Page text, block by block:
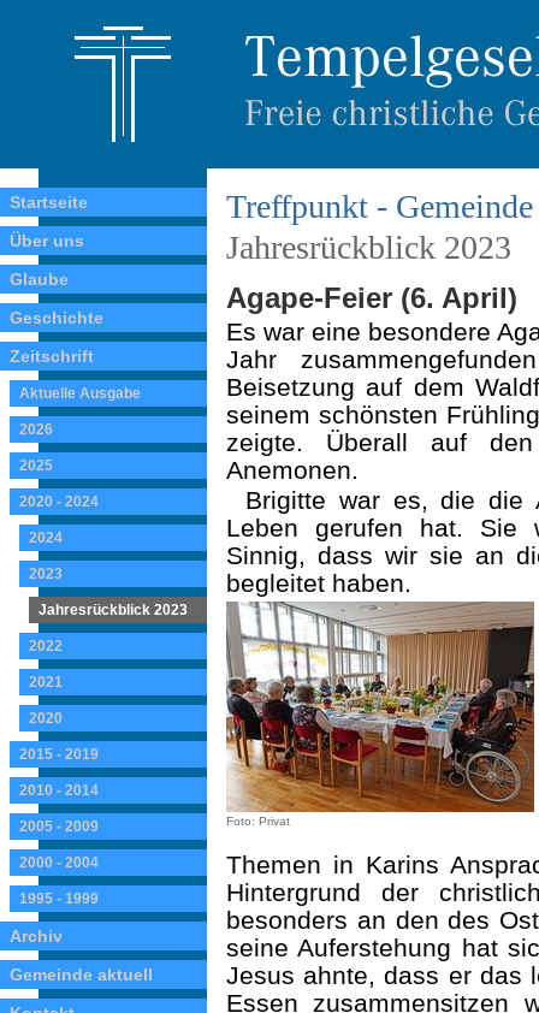
Startseite
Über uns
Glaube
Geschichte
Zeitschrift
Aktuelle Ausgabe
2026
2025
2020 - 2024
2024
2023
Jahresrückblick 2023
2022
2021
2020
2015 - 2019
2010 - 2014
2005 - 2009
2000 - 2004
1995 - 1999
Archiv
Gemeinde aktuell
Treffpunkt -
Jahresrückblick 2023
Agape-Feier (6. April)
Es war eine besondere
Jahr
Beisetzung auf dem
seinem schönsten
zeigte. Überall auf
Anemonen.
Brigitte war es, die die
Leben gerufen hat. Sie
Sinnig, dass wir sie an
begleitet ha­ben.
Foto: Privat
Themen in Karins
Hintergrund der
beson­ders an den des
seine Auferstehung hat
Jesus ahnte, dass er das
Essen zusammensitzen